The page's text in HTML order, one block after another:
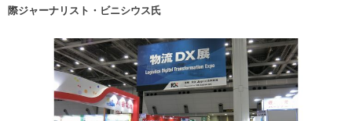
際ジャーナリスト・ビニシウス氏